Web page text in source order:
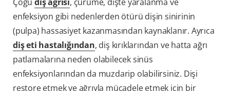
enfeksiyon gibi nedenlerden ötürü dişin sinirinin
(pulpa) hassasiyet kazanmasından kaynaklanır. Ayrıca
diş eti hastalığından, diş kırıklarından ve hatta ağrı
patlamalarına neden olabilecek sinüs
enfeksiyonlarından da muzdarip olabilirsiniz. Dişi
restore etmek ve ağrıyla mücadele etmek için bir